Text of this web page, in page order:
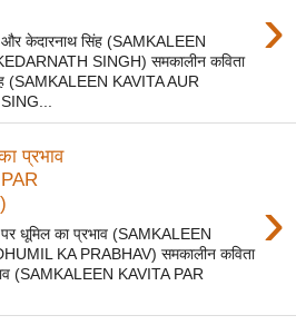
›
और केदारनाथ सिंह (SAMKALEEN
SINGH) समकालीन कविता
(SAMKALEEN KAVITA AUR
प्रभाव
›
धूमिल का प्रभाव (SAMKALEEN
KA PRABHAV) समकालीन कविता
(SAMKALEEN KAVITA PAR